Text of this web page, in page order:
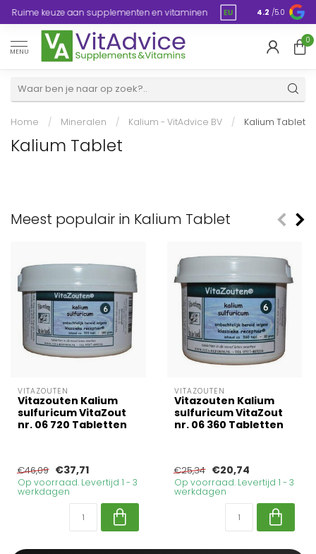
Razendsnelle levering, 1 – 3 dagen in heel
Europa Plasticvrije
4.2 /5.0
MENU
0
Home / Mineralen / Kalium - VitAdvice BV / Kalium Tablet
Kalium Tablet
Meest populair in Kalium Tablet
VITAZOUTEN
Vitazouten Kalium
sulfuricum VitaZout
nr. 06 720 Tabletten
€46,09 €37,71
Op voorraad. Levertijd 1 - 3
werkdagen
VITAZOUTEN
Vitazouten Kalium
sulfuricum VitaZout
nr. 06 360 Tabletten
€25,34 €20,74
Op voorraad. Levertijd 1 - 3
werkdagen